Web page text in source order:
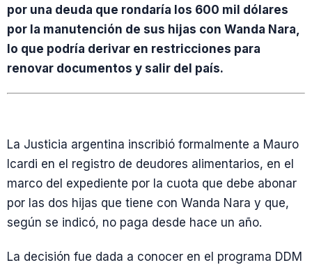
por una deuda que rondaría los 600 mil dólares
por la manutención de sus hijas con Wanda Nara,
lo que podría derivar en restricciones para
renovar documentos y salir del país.
La Justicia argentina inscribió formalmente a Mauro
Icardi en el registro de deudores alimentarios, en el
marco del expediente por la cuota que debe abonar
por las dos hijas que tiene con Wanda Nara y que,
según se indicó, no paga desde hace un año.
La decisión fue dada a conocer en el programa DDM